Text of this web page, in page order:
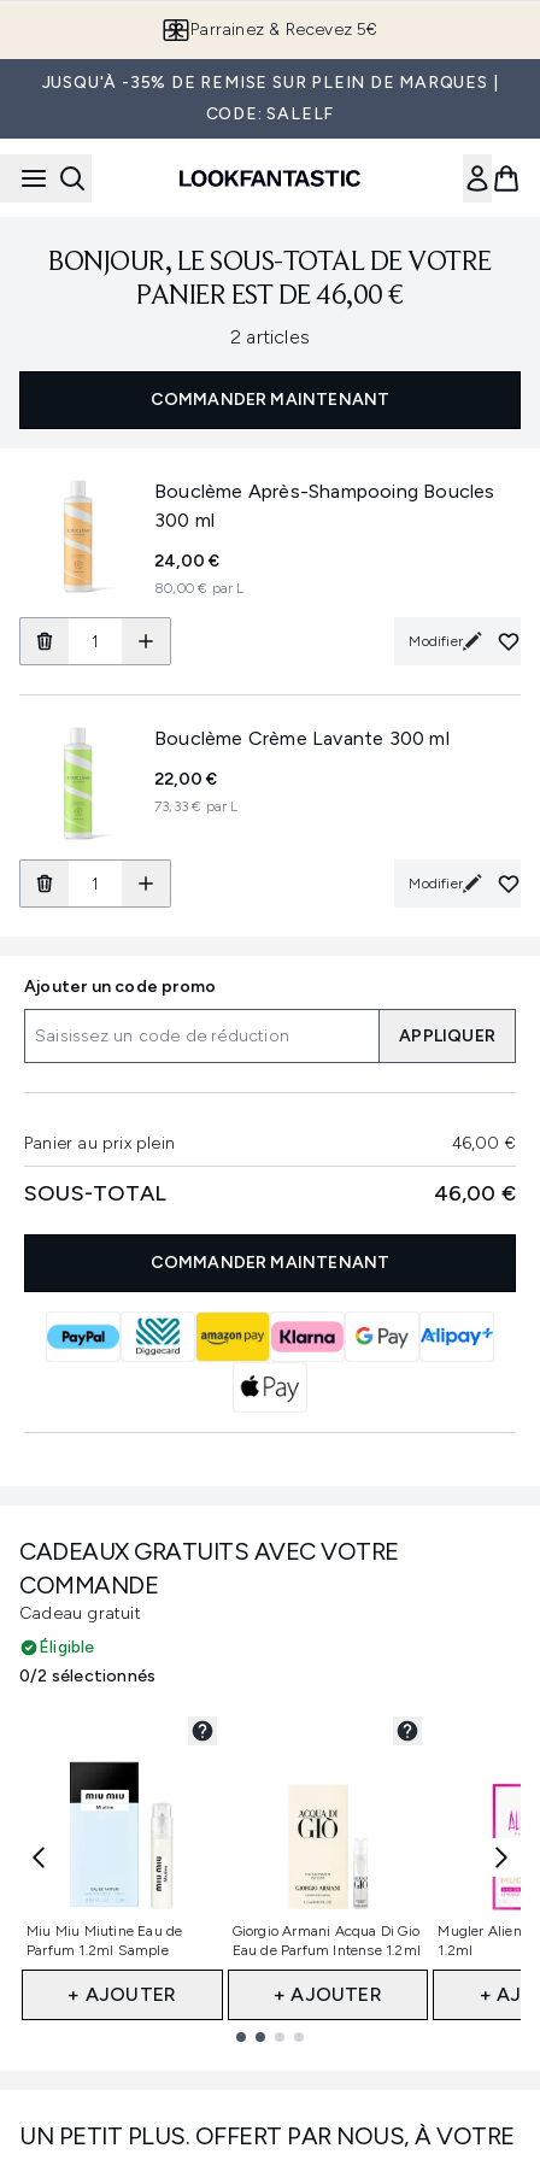
Parrainez & Recevez 5€
JUSQU'À -35% DE REMISE SUR PLEIN DE MARQUES |
CODE: SALELF
BONJOUR, LE SOUS-TOTAL DE VOTRE
PANIER EST DE 46,00 €
2 articles
COMMANDER MAINTENANT
Bouclème Après-Shampooing Boucles
300 ml
24,00 €
80,00 € par L
Modifier
Bouclème Crème Lavante 300 ml
22,00 €
73,33 € par L
Modifier
CADEAUX GRATUITS AVEC VOTRE
COMMANDE
Cadeau gratuit
Éligible
0/2 sélectionnés
Miu Miu Miutine Eau de
Parfum 1.2ml Sample
Non sélectionné
+ AJOUTER
Giorgio Armani Acqua Di Gio
Eau de Parfum Intense 1.2ml
Non sélectionné
+ AJOUTER
Mugler Alien
1.2ml
Non
+
UN PETIT PLUS. OFFERT PAR NOUS, À VOTRE
Ajouter un code promo
APPLIQUER
Panier au prix plein 46,00 €
SOUS-TOTAL 46,00 €
COMMANDER MAINTENANT